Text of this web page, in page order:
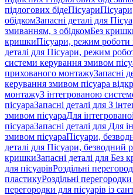
підлогових бідеПісуари
обідкомЗапасні деталі для
змиванням, з обідкомБез
кришкиПісуари, режим роботи
деталі для Пісуари, режим
системи керування змивом
прихованого монтажуЗапасні
керування змивом пісуара
монтажуЗ інтегрованою
пісуараЗапасні деталі для З
змивом пісуараДля
пісуараЗапасні деталі для Для
змивом пісуараПісуари,
деталі для Пісуари, безводний
кришкиЗапасні деталі для Без
для пісуарівРоздільні
пластикуРоздільні перегородки
перегородки для пісуарів із